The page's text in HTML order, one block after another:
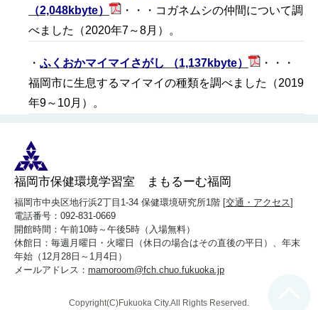
（2,048kbyte）
・・・コガネムシの仲間について調
べました（2020年7～8月）。
・ ふくおかマイマイさがし （1,137kbyte）
・・・
福岡市に生息するマイマイの種類を調べました（2019
年9～10月）。
福岡市保健環境学習室 まもるーむ福岡
福岡市中央区地行浜2丁目1-34 保健環境研究所1階 [交通・アクセス]
電話番号：092-831-0669
開館時間：午前10時～午後5時（入場無料）
休館日：毎週月曜日・火曜日（休日の場合はその直後の平日）、年末
年始（12月28日～1月4日）
メールアドレス： mamoroom@fch.chuo.fukuoka.jp
Copyright(C)Fukuoka City.All Rights Reserved.